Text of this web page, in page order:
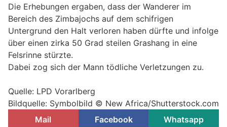
Die Erhebungen ergaben, dass der Wanderer im
Bereich des Zimbajochs auf dem schifrigen
Untergrund den Halt verloren haben dürfte und infolge
über einen zirka 50 Grad steilen Grashang in eine
Felsrinne stürzte.
Dabei zog sich der Mann tödliche Verletzungen zu.
Quelle: LPD Vorarlberg
Bildquelle: Symbolbild © New Africa/Shutterstock.com
Mail
Facebook Whatsapp